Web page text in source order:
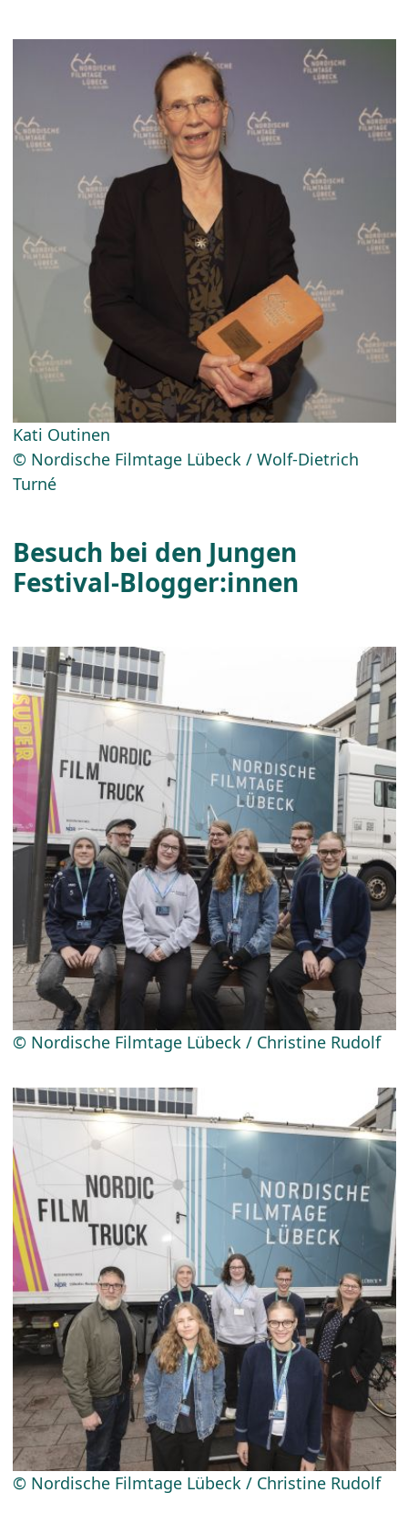
Kati Outinen
© Nordische Filmtage Lübeck / Wolf-Dietrich
Turné
Besuch bei den Jungen
Festival-Blogger:innen
© Nordische Filmtage Lübeck / Christine Rudolf
© Nordische Filmtage Lübeck / Christine Rudolf